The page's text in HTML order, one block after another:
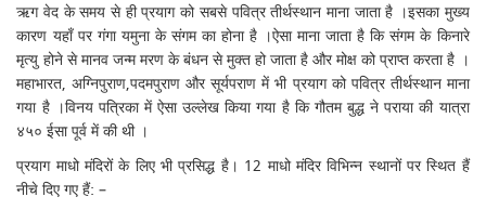
ऋग वेद के समय से ही प्रयाग को सबसे पवित्र तीर्थस्थान माना जाता है ।इसका मुख्य
कारण यहाँ पर गंगा यमुना के संगम का होना है ।ऐसा माना जाता है कि संगम के किनारे
मृत्यु होने से मानव जन्म मरण के बंधन से मुक्त हो जाता है और मोक्ष को प्राप्त करता है ।
महाभारत, अग्निपुराण,पदमपुराण और सूर्यपराण में भी प्रयाग को पवित्र तीर्थस्थान माना
गया है ।विनय पत्रिका में ऐसा उल्लेख किया गया है कि गौतम बुद्ध ने पराया की यात्रा
४५० ईसा पूर्व में की थी ।
प्रयाग माधो मंदिरों के लिए भी प्रसिद्ध है। 12 माधो मंदिर विभिन्न स्थानों पर स्थित हैं
नीचे दिए गए हैं: –